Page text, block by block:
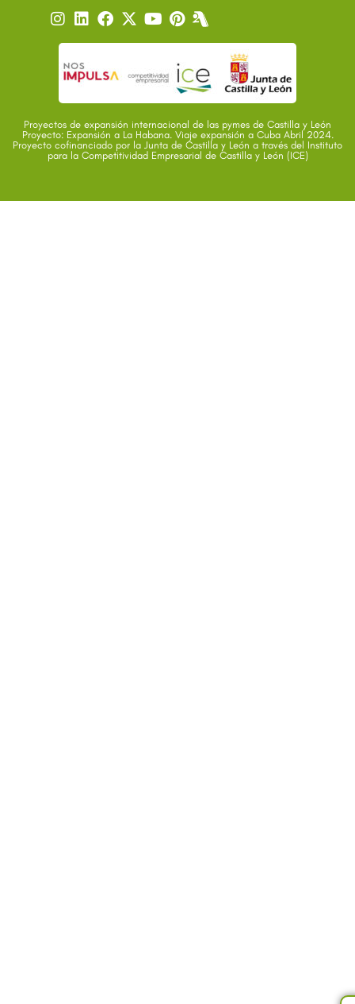
Proyectos de expansión internacional de las pymes de Castilla y León
Proyecto: Expansión a La Habana. Viaje expansión a Cuba Abril 2024.
Proyecto cofinanciado por la Junta de Castilla y León a través del Instituto
para la Competitividad Empresarial de Castilla y León (ICE)